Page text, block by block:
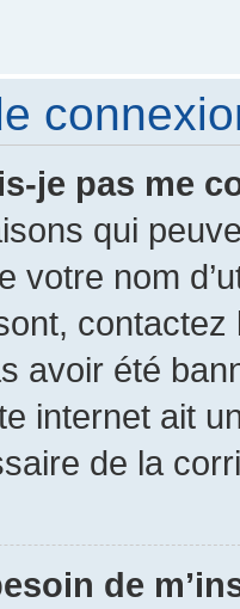
je pas me
qui
votre nom
avoir été
internet ait
de la
de